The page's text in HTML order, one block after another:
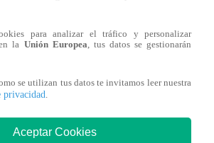
“ continúa con los entretenidos
En la emisión de hoy, el
y Claudia Portocarrero
respectivamente.
la noche fue uno de los más
para analizar el tráfico y personalizar
la Unión Europea, tus datos se gestionarán
se utilizan tus datos te invitamos leer nuestra
privacidad.
Aceptar Cookies